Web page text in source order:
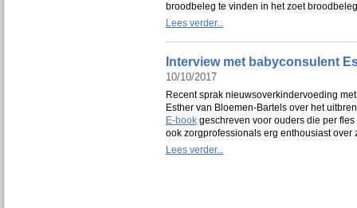
broodbeleg te vinden in het zoet
Lees verder...
Interview met babyconsulent
10/10/2017
Recent sprak nieuwsoverkindervoeding
Esther van Bloemen-Bartels over het
E-bookgeschreven voor ouders die per
ook zorgprofessionals erg enthousiast over
Lees verder...